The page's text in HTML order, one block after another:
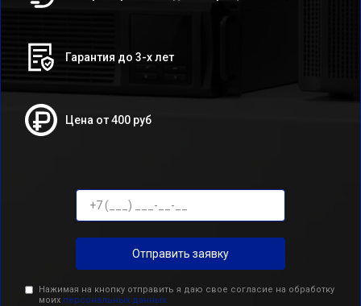
Гарантия до 3-х лет
Цена от 400 руб
Отправить заявку
Нажимая на кнопку отправить я даю свое согласие на обработку
моих персональных данных.